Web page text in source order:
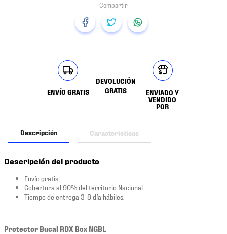
ENVÍO GRATIS
DEVOLUCIÓN
GRATIS
ENVIADO Y
VENDIDO
POR
Descripción Características
Descripción del producto
Envío gratis.
Cobertura al 90% del territorio Nacional.
Tiempo de entrega 3-8 día hábiles.
Protector Bucal RDX Box NGBL